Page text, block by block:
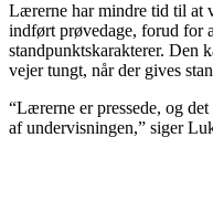
Lærerne har mindre tid til at
indført prøvedage, forud for
standpunktskarakterer. Den
vejer tungt, når der gives
“Lærerne er pressede, og
af undervisningen,” siger